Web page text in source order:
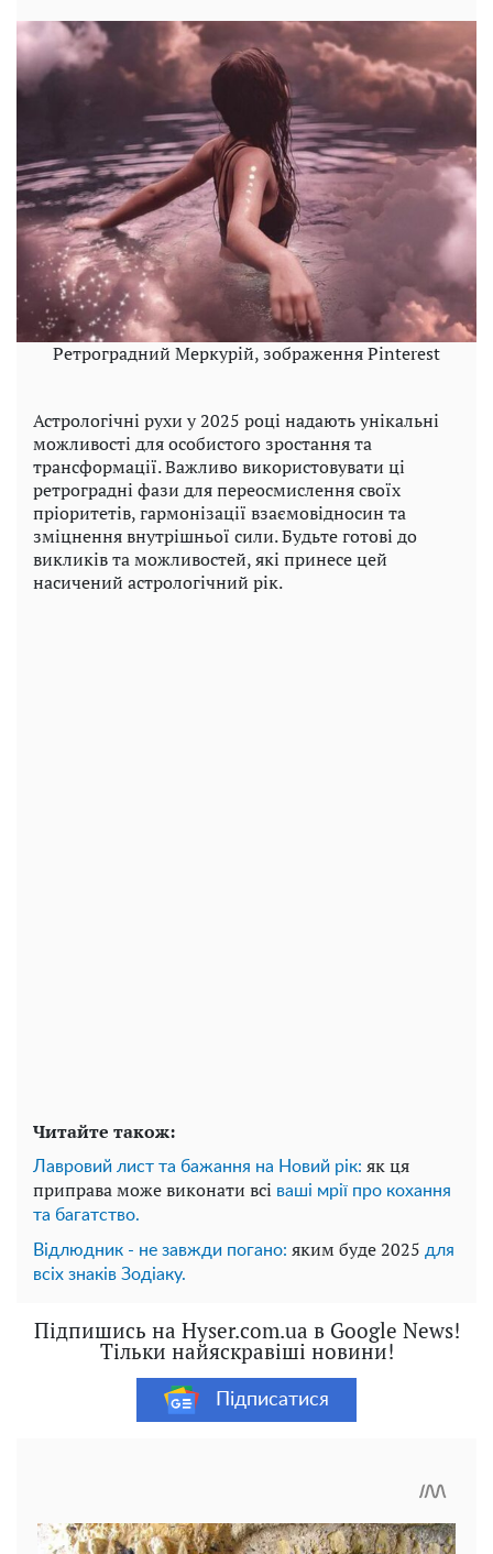
Ретроградний Меркурій, зображення Pinterest
Астрологічні рухи у 2025 році надають унікальні
можливості для особистого зростання та
трансформації. Важливо використовувати ці
ретроградні фази для переосмислення своїх
пріоритетів, гармонізації взаємовідносин та
зміцнення внутрішньої сили. Будьте готові до
викликів та можливостей, які принесе цей
насичений астрологічний рік.
Читайте також:
Лавровий лист та бажання на Новий рік: як ця
приправа може виконати всі ваші мрії про кохання
та багатство.
Відлюдник - не завжди погано: яким буде 2025 для
всіх знаків Зодіаку.
Підпишись на Hyser.com.ua в Google News!
Тільки найяскравіші новини!
Підписатися